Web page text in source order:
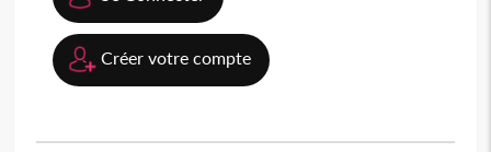
Créer votre compte